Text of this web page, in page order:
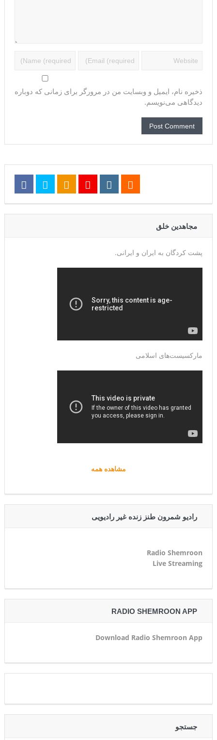
ذخیره نام، ایمیل و وبسایت من در مرورگر برای زمانی که دوباره
دیدگاهی می‌نویسم.
مجاهدین خلق
پشت کردگان به ایران و ایرانی.
مارکسیست‌های اسلامی
مشاهده همه
رادیو شمرون طنز زنده غیر رادیویی
Radio Shemroon
Live Streaming
RADIO SHEMROON APP
Download Radio Shemroon App
جستجو